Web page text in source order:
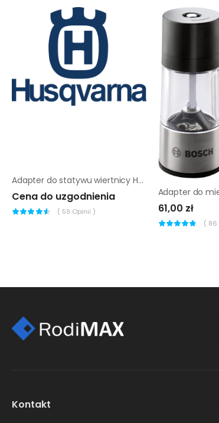
Adapter do statywu wiertnicy Husqvarna DS 900
Cena do uzgodnienia
( 59 Opinii ) 61,00 zł
( 86
Kontakt